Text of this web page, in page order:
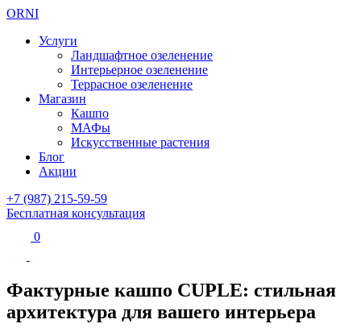
ORNI
Услуги
Ландшафтное озеленение
Интерьерное озеленение
Террасное озеленение
Магазин
Кашпо
МАФы
Искусственные растения
Блог
Акции
+7 (987) 215-59-59
Бесплатная консультация
0
Фактурные кашпо CUPLE: стильная
архитектура для вашего интерьера